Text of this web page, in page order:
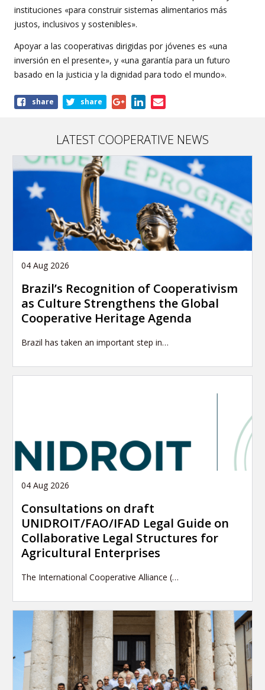
instituciones «para construir sistemas alimentarios más
justos, inclusivos y sostenibles».
Apoyar a las cooperativas dirigidas por jóvenes es «una
inversión en el presente», y «una garantía para un futuro
basado en la justicia y la dignidad para todo el mundo».
Shareshare share
LATEST COOPERATIVE NEWS
04 Aug 2026
Brazil’s Recognition of Cooperativism
as Culture Strengthens the Global
Cooperative Heritage Agenda
Brazil has taken an important step in…
04 Aug 2026
Consultations on draft
UNIDROIT/FAO/IFAD Legal Guide on
Collaborative Legal Structures for
Agricultural Enterprises
The International Cooperative Alliance (…